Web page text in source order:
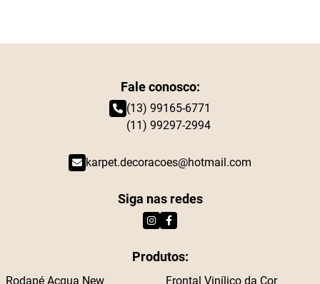
Fale conosco:
(13) 99165-6771
(11) 99297-2994
karpet.decoracoes@hotmail.com
Siga nas redes
Produtos:
Rodapé Acqua New Frontal Vinílico da Cor